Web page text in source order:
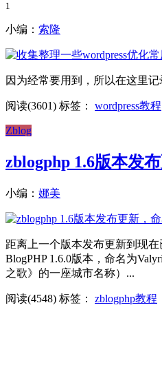
1
小编： 索隆
因为经常要用到，所以在这里记
阅读(3601) 标签： wordpress教程
Zblog
zblogphp 1.6版本发
小编： 娜美
距离上一个版本发布更新到现
BlogPHP 1.6.0版本，命名为
之歌》的一座城市名称）...
阅读(4548) 标签： zblogphp教程